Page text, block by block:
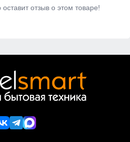
отзыв о этом товаре!